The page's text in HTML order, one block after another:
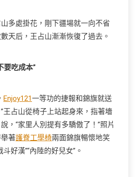
處掛花，剛下疆場就一向不省
天后，王占山漸漸恢復了過去。
要吃成本”
Enjoy121一等功的捷報和錦旗就送
王占山從椅子上站起身來，指著墻
，“家里人別提有多驕傲了！”照片
著護脊工學椅兩面錦旗暢懷地笑
好漢”“內陸的好兒女”。